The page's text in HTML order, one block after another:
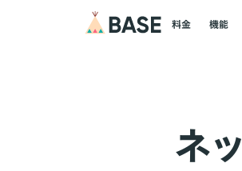
料金 機能
ネッ